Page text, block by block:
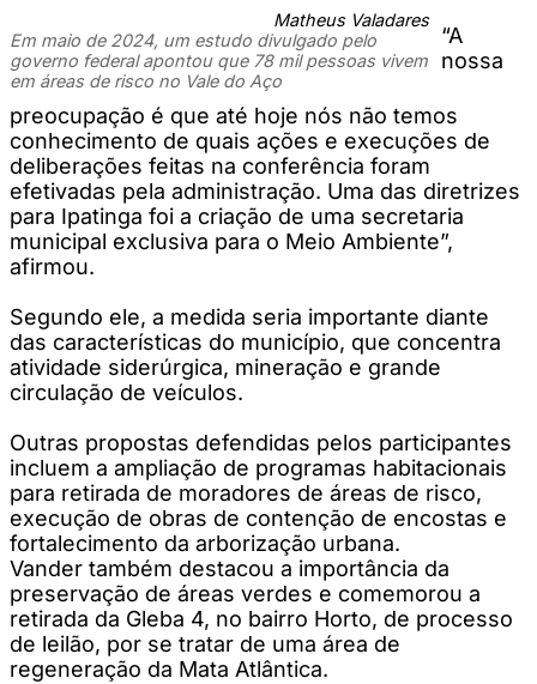
Matheus Valadares
Em maio de 2024, um estudo divulgado pelo
governo federal apontou que 78 mil pessoas vivem
em áreas de risco no Vale do Aço
“A
nossa
preocupação é que até hoje nós não temos
conhecimento de quais ações e execuções de
deliberações feitas na conferência foram
efetivadas pela administração. Uma das diretrizes
para Ipatinga foi a criação de uma secretaria
municipal exclusiva para o Meio Ambiente”,
afirmou.
Segundo ele, a medida seria importante diante
das características do município, que concentra
atividade siderúrgica, mineração e grande
circulação de veículos.
Outras propostas defendidas pelos participantes
incluem a ampliação de programas habitacionais
para retirada de moradores de áreas de risco,
execução de obras de contenção de encostas e
fortalecimento da arborização urbana.
Vander também destacou a importância da
preservação de áreas verdes e comemorou a
retirada da Gleba 4, no bairro Horto, de processo
de leilão, por se tratar de uma área de
regeneração da Mata Atlântica.